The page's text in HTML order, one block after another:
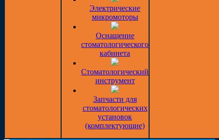
Электрические
микромоторы
Оснащение
стоматологического
кабинета
Стоматологический
инструмент
Запчасти для
стоматологических
установок
(комплектующие)